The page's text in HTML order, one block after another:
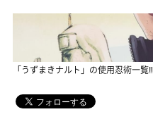
「うずまきナルト」の使用忍術一覧‼